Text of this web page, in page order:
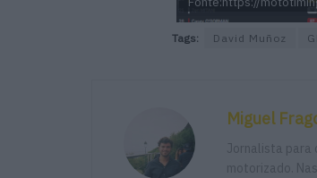
Tags: David Muñoz
Miguel
Jornalista para
motorizado.